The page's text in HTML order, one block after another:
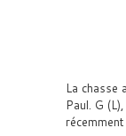
La chasse
Paul. G
récemment